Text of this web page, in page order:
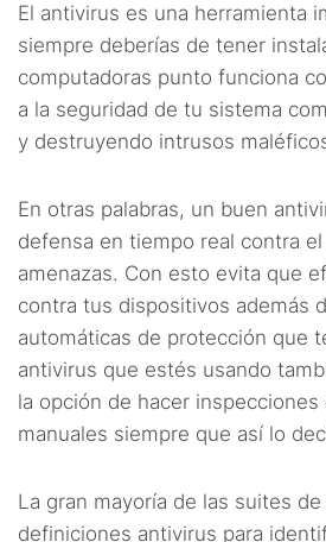
El antivirus es una herramienta
siempre deberías de tener
computadoras punto funciona
a la seguridad de tu sistema
y destruyendo intrusos
En otras palabras, un buen
defensa en tiempo real contra
amenazas. Con esto evita que
contra tus dispositivos además
automáticas de protección que
antivirus que estés usando
la opción de hacer inspecciones
manuales siempre que así lo
La gran mayoría de las suites
definiciones antivirus para